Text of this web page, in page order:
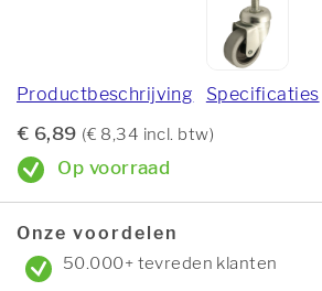
Productbeschrijving Specificaties
€ 6,89 (€ 8,34 incl. btw)
Op voorraad
Onze voordelen
50.000+ tevreden klanten